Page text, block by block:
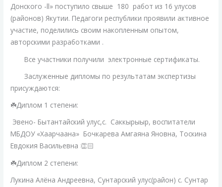
Донского -ll» поступило свыше 180 работ из 16 улусов
(районов) Якутии. Педагоги республики проявили активное
участие, поделились своим накопленным опытом,
авторскими разработками .
Все участники получили электронные сертификаты.
Заслуженные дипломы по результатам экспертизы
присуждаются:
☘️Диплом 1 степени:
Эвено- Бытантайский улус,с. Саккырыыр, воспитатели
МБДОУ «Хаарчаана» Бочкарева Амгаяна Яновна, Тоскина
Евдокия Васильевна 👏🏻
☘️Диплом 2 степени:
Лукина Алёна Андреевна, Сунтарский улус(район) с. Сунтар